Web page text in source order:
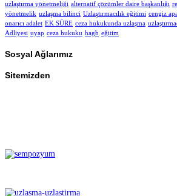
uzlaştırma yönetmeliği alternatif çözümler daire başkanlığı
yönetmelik uzlaşma bilinci Uzlaştırmacılık eğitimi cengiz
onarıcı adalet EK SÜRE ceza hukukunda uzlaşma
Adliyesi uyap ceza hukuku hagb eğitim
Sosyal Ağlarımız
Sitemizden